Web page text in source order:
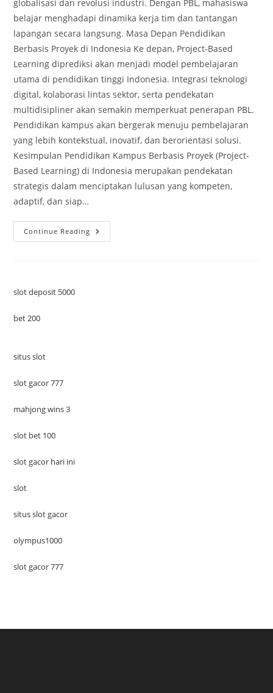
globalisasi dan revolusi industri. Dengan PBL, mahasiswa
belajar menghadapi dinamika kerja tim dan tantangan
lapangan secara langsung. Masa Depan Pendidikan
Berbasis Proyek di Indonesia Ke depan, Project-Based
Learning diprediksi akan menjadi model pembelajaran
utama di pendidikan tinggi Indonesia. Integrasi teknologi
digital, kolaborasi lintas sektor, serta pendekatan
multidisipliner akan semakin memperkuat penerapan PBL.
Pendidikan kampus akan bergerak menuju pembelajaran
yang lebih kontekstual, inovatif, dan berorientasi solusi.
Kesimpulan Pendidikan Kampus Berbasis Proyek (Project-
Based Learning) di Indonesia merupakan pendekatan
strategis dalam menciptakan lulusan yang kompeten,
adaptif, dan siap…
Continue Reading Pendidikan
Kampus
slot deposit 5000
bet 200
situs slot
slot gacor 777
mahjong wins 3
slot bet 100
slot gacor hari ini
slot
situs slot gacor
olympus1000
slot gacor 777